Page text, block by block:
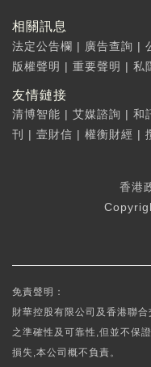
相關訊息
法定公告欄 | 廣告查詢 |
版權聲明 | 重要聲明 | 私
友情鏈接
清博智能 | 艾媒諮詢 | 和
刊
| 壹財信 | 權衡財經 |
香港
免責聲明：
財華控股有限公司及香港聯
之準確性及可靠性,但並不保
損失,本公司概不負責。